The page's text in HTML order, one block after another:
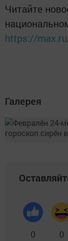
Читайте
https://
Галерея
0 0